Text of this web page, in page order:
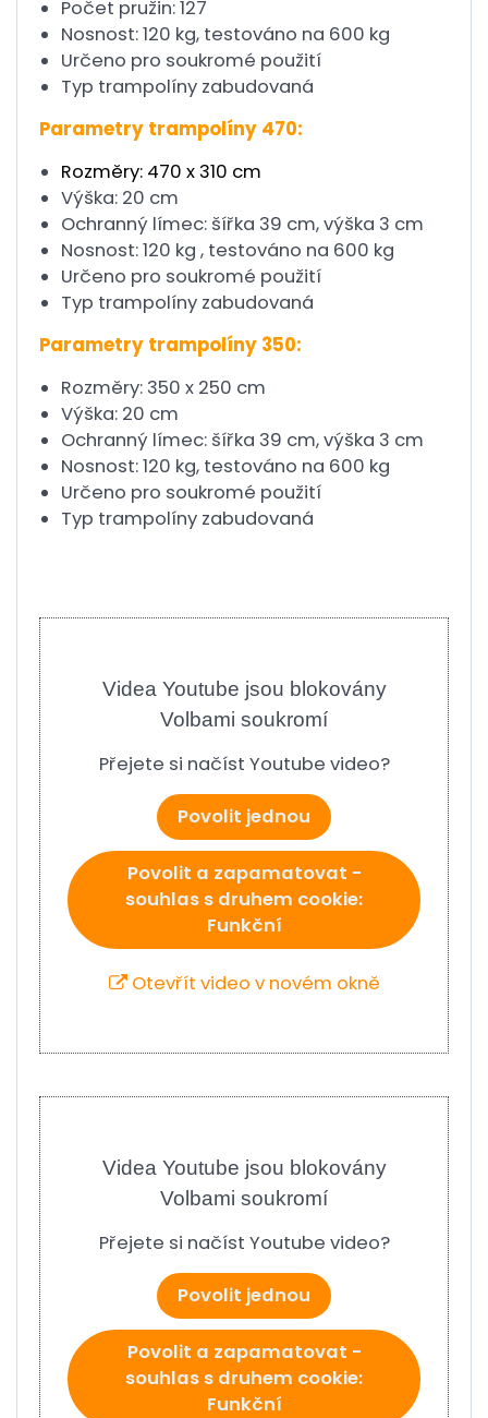
Počet pružin: 127
Nosnost: 120 kg, testováno na 600 kg
Určeno pro soukromé použití
Typ trampolíny zabudovaná
Parametry trampolíny 470:
Rozměry: 470 x 310 cm
Výška: 20 cm
Ochranný límec: šířka 39 cm, výška 3 cm
Nosnost: 120 kg , testováno na 600 kg
Určeno pro soukromé použití
Typ trampolíny zabudovaná
Parametry trampolíny 350:
Rozměry: 350 x 250 cm
Výška: 20 cm
Ochranný límec: šířka 39 cm, výška 3 cm
Nosnost: 120 kg, testováno na 600 kg
Určeno pro soukromé použití
Typ trampolíny zabudovaná
Videa Youtube jsou blokovány
Volbami soukromí
Přejete si načíst Youtube video?
Povolit jednou
Povolit a zapamatovat -
souhlas s druhem cookie:
Funkční
Otevřít video v novém okně
Videa Youtube jsou blokovány
Volbami soukromí
Přejete si načíst Youtube video?
Povolit jednou
Povolit a zapamatovat -
souhlas s druhem cookie:
Funkční